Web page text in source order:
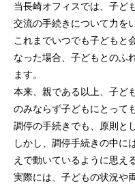
当長崎オフィスでは、子ど
交流の手続きについて力を
これまでいつでも子どもと
なった場合、子どもとのふ
ます。
本来、親である以上、子ど
のみならず子どもにとって
調停の手続きでも、原則と
しかし、調停手続きの中に
えで動いているように思え
実際には、子どもの状況や